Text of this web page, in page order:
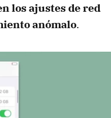
los ajustes de red
anómalo.